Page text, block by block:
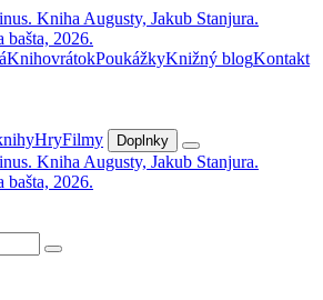
KnihovrátokPoukážkyKnižný blogKontakt
HryFilmy Doplnky